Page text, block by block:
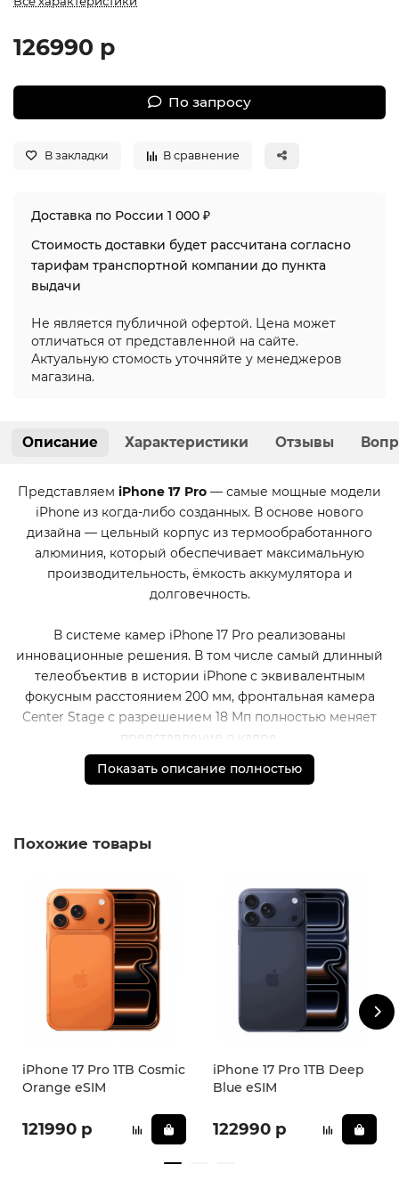
126990 р
По запросу
В закладки В сравнение
Доставка по России 1 000 ₽
Стоимость доставки будет рассчитана согласно
тарифам транспортной компании до пункта
выдачи
Не является публичной офертой. Цена может
отличаться от представленной на сайте.
Актуальную стомость уточняйте у менеджеров
магазина.
Описание Характеристики Отзывы
Представляем iPhone 17 Pro — самые мощные модели
iPhone из когда-либо созданных. В основе нового
дизайна — цельный корпус из термообработанного
алюминия, который обеспечивает максимальную
производительность, ёмкость аккумулятора и
долговечность.
В системе камер iPhone 17 Pro реализованы
инновационные решения. В том числе самый длинный
телеобъектив в истории iPhone с эквивалентным
фокусным расстоянием 200 мм, фронтальная камера
Center Stage с разрешением 18 Мп полностью меняет
представление о кадре.
От домашнего видео до голливудских постановок —
видео, чем когда-либо — таким как улучшенная
отраслевыми рабочими процессами — iPhone 17 Pro
предоставляет мощные инструменты для создания
фильмов в любое время и в любом месте.
Характеристики
Тип корпуса: классический
Степень защиты: IP68
Вес: 206г.
Дисплей
2622×1206), OLED с технологией
ProMotion с адаптивной частотой обновления до 120 Гц
Показать описание полностью
Похожие товары
iPhone 17 Pro 1TB Cosmic
Orange eSIM
121990 р
iPhone 17 Pro 1TB Deep
Blue eSIM
122990 р